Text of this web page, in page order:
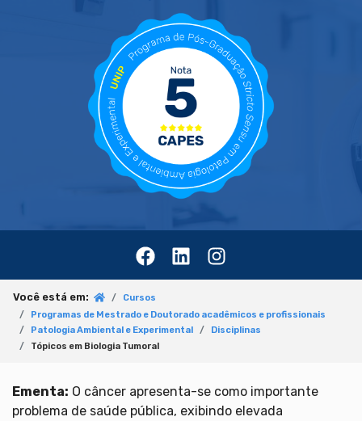
Você está em:
Cursos
Programas de Mestrado e Doutorado acadêmicos e profissionais
Patologia Ambiental e Experimental
Disciplinas
Tópicos em Biologia Tumoral
Ementa: O câncer apresenta-se como importante
problema de saúde pública, exibindo elevada